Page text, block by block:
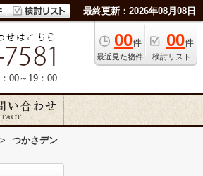
最終更新：2026年08月08日
00件
最近見た物件
00件
検討リスト
00～19：00
>
つかさデン